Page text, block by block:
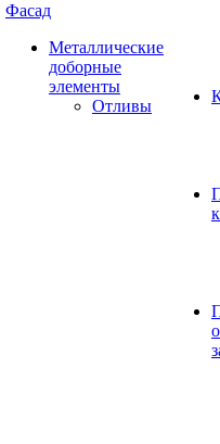
Фасад
Металлические
доборные
элементы
Отливы